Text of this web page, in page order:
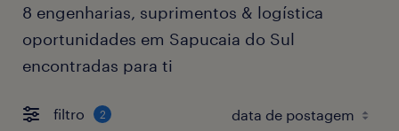
8 engenharias, suprimentos & logística
oportunidades em Sapucaia do Sul
encontradas para ti
filtro 2